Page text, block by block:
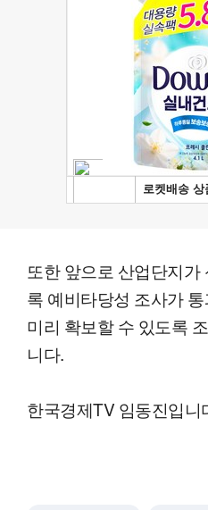
또한 앞으로 산업단지
록 예비타당성 조사가
미리 확보할 수 있도록
니다.
한국경제TV 임동진입니